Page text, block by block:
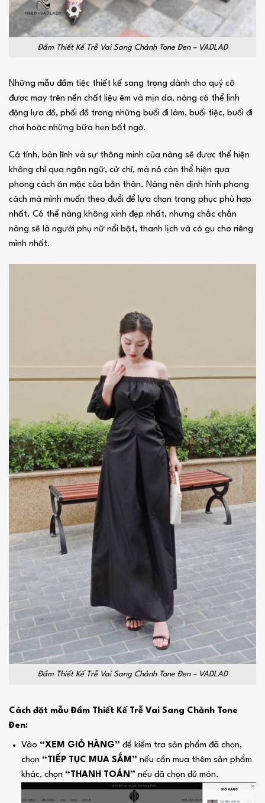
Đầm Thiết Kế Trễ Vai Sang Chảnh Tone Đen – VADLAD
Những mẫu đầm tiệc thiết kế sang trọng dành cho quý cô
được may trên nền chất liệu êm và mịn da, nàng có thể linh
động lựa đồ, phối đồ trong những buổi đi làm, buổi tiệc, buổi đi
chơi hoặc những bữa hẹn bất ngờ.
Cá tính, bản lĩnh và sự thông minh của nàng sẽ được thể hiện
không chỉ qua ngôn ngữ, cử chỉ, mà nó còn thể hiện qua
phong cách ăn mặc của bản thân. Nàng nên định hình phong
cách mà mình muốn theo đuổi để lựa chọn trang phục phù hợp
nhất. Có thể nàng không xinh đẹp nhất, nhưng chắc chắn
nàng sẽ là người phụ nữ nổi bật, thanh lịch và có gu cho riêng
mình nhất.
Đầm Thiết Kế Trễ Vai Sang Chảnh Tone Đen – VADLAD
Cách đặt mẫu Đầm Thiết Kế Trễ Vai Sang Chảnh Tone
Đen:
Vào “XEM GIỎ HÀNG” để kiểm tra sản phẩm đã chọn,
chọn “TIẾP TỤC MUA SẮM” nếu cần mua thêm sản phẩm
khác, chọn “THANH TOÁN” nếu đã chọn đủ món.